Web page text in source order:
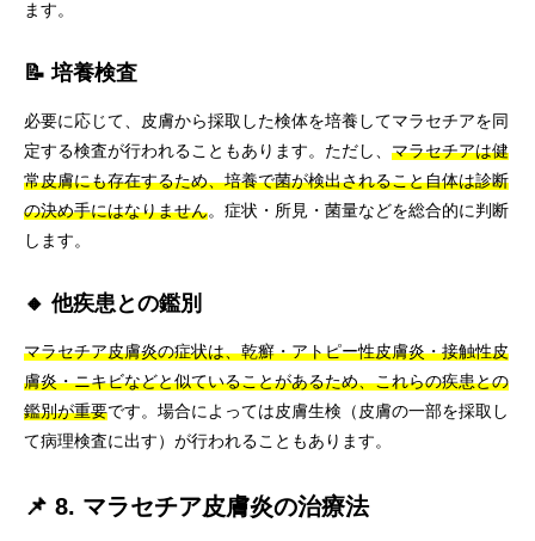
ます。
📝 培養検査
必要に応じて、皮膚から採取した検体を培養してマラセチアを同
定する検査が行われることもあります。ただし、 マラセチアは健
常皮膚にも存在するため、培養で菌が検出されること自体は診断
の決め手にはなりません。症状・所見・菌量などを総合的に判断
します。
🔸 他疾患との鑑別
マラセチア皮膚炎の症状は、乾癬・アトピー性皮膚炎・接触性皮
膚炎・ニキビなどと似ていることがあるため、これらの疾患との
鑑別が重要です。場合によっては皮膚生検（皮膚の一部を採取し
て病理検査に出す）が行われることもあります。
📌 8. マラセチア皮膚炎の治療法